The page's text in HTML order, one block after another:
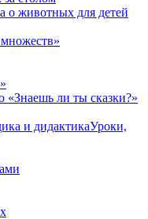
о животных для детей
«Знаешь ли ты сказки?»
и дидактикаУроки,